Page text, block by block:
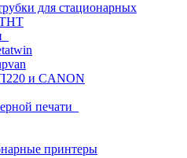
для стационарных
и CANON
печати
принтеры